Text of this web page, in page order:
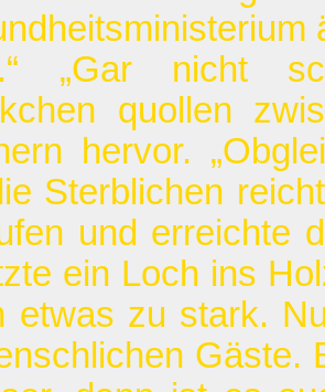
„Gar nicht
quollen
hervor.
Sterblichen
und erreichte
ein Loch ins
etwas zu stark.
Gäste.